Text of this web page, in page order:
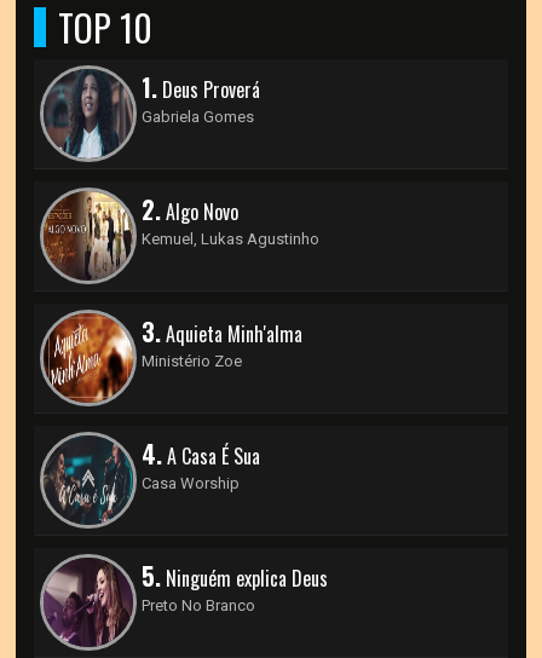
TOP 10
1. Deus Proverá
Gabriela Gomes
2.Algo Novo
Kemuel, Lukas Agustinho
3.Aquieta Minh'alma
Ministério Zoe
4.A Casa É Sua
Casa Worship
5. Ninguém explica Deus
Preto No Branco